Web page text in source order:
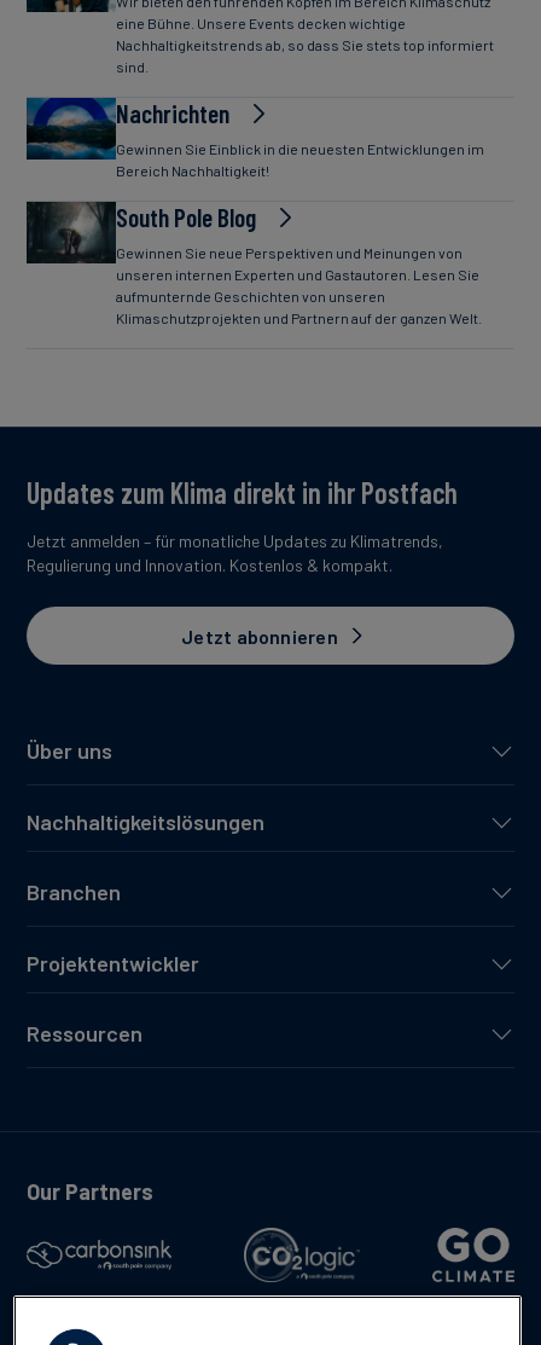
eine Bühne. Unsere Events decken wichtige
Nachhaltigkeitstrends ab, so dass Sie stets top informiert
sind.
Nachrichten
Gewinnen Sie Einblick in die neuesten Entwicklungen im
Bereich Nachhaltigkeit!
South Pole Blog
Gewinnen Sie neue Perspektiven und Meinungen von
unseren internen Experten und Gastautoren. Lesen Sie
aufmunternde Geschichten von unseren
Klimaschutzprojekten und Partnern auf der ganzen Welt.
Über uns
Nachhaltigkeitslösungen
Branchen
Projektentwickler
Ressourcen
Updates zum Klima direkt in ihr Postfach
Jetzt anmelden – für monatliche Updates zu Klimatrends,
Regulierung und Innovation. Kostenlos & kompakt.
Jetzt abonnieren
Our Partners